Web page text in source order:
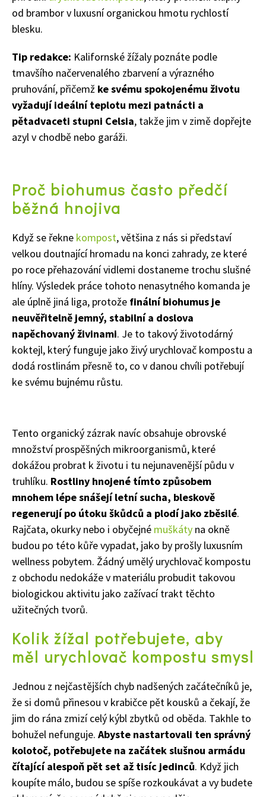
od brambor v luxusní organickou hmotu rychlostí
blesku.
Tip redakce: Kalifornské žížaly poznáte podle
tmavšího načervenalého zbarvení a výrazného
pruhování, přičemž ke svému spokojenému životu
vyžadují ideální teplotu mezi patnácti a
pětadvaceti stupni Celsia, takže jim v zimě dopřejte
azyl v chodbě nebo garáži.
Proč biohumus často předčí
běžná hnojiva
Když se řekne kompost, většina z nás si představí
velkou doutnající hromadu na konci zahrady, ze které
po roce přehazování vidlemi dostaneme trochu slušné
hlíny. Výsledek práce tohoto nenasytného komanda je
ale úplně jiná liga, protože finální biohumus je
neuvěřitelně jemný, stabilní a doslova
napěchovaný živinami. Je to takový životodárný
koktejl, který funguje jako živý urychlovač kompostu a
dodá rostlinám přesně to, co v danou chvíli potřebují
ke svému bujnému růstu.
Tento organický zázrak navíc obsahuje obrovské
množství prospěšných mikroorganismů, které
dokážou probrat k životu i tu nejunavenější půdu v
truhlíku. Rostliny hnojené tímto způsobem
mnohem lépe snášejí letní sucha, bleskově
regenerují po útoku škůdců a plodí jako zběsilé.
Rajčata, okurky nebo i obyčejné muškáty na okně
budou po této kůře vypadat, jako by prošly luxusním
wellness pobytem. Žádný umělý urychlovač kompostu
z obchodu nedokáže v materiálu probudit takovou
biologickou aktivitu jako zažívací trakt těchto
užitečných tvorů.
Kolik žížal potřebujete, aby
měl urychlovač kompostu smysl
Jednou z nejčastějších chyb nadšených začátečníků je,
že si domů přinesou v krabičce pět kousků a čekají, že
jim do rána zmizí celý kýbl zbytků od oběda. Takhle to
bohužel nefunguje. Abyste nastartovali ten správný
kolotoč, potřebujete na začátek slušnou armádu
čítající alespoň pět set až tisíc jedinců. Když jich
koupíte málo, budou se spíše rozkoukávat a vy budete